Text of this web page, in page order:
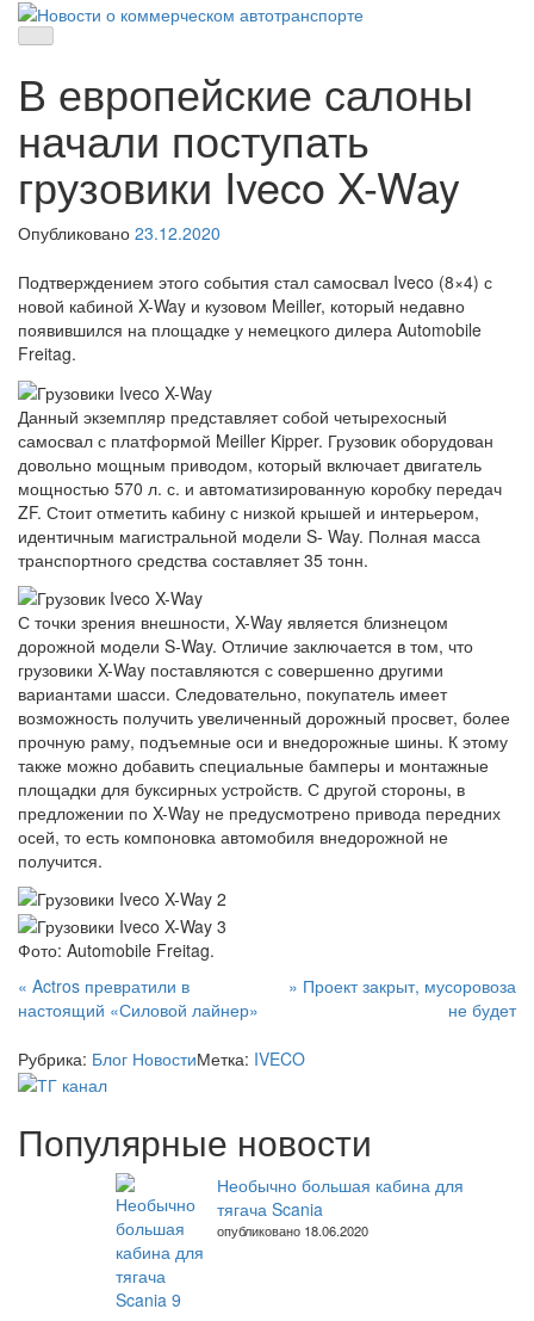
Skip
Новости о коммерческом автотранспорте
Новости о коммерческом автотранспорте: грузовых автомобилях
В европейские салоны
начали поступать
грузовики Iveco X-Way
Опубликовано 23.12.2020
Подтверждением этого события стал самосвал Iveco (8×4) с
новой кабиной X-Way и кузовом Meiller, который недавно
появившился на площадке у немецкого дилера Automobile
Freitag.
Данный экземпляр представляет собой четырехосный
самосвал с платформой Meiller Kipper. Грузовик оборудован
довольно мощным приводом, который включает двигатель
мощностью 570 л. с. и автоматизированную коробку передач
ZF. Стоит отметить кабину с низкой крышей и интерьером,
идентичным магистральной модели S- Way. Полная масса
транспортного средства составляет 35 тонн.
С точки зрения внешности, X-Way является близнецом
дорожной модели S-Way. Отличие заключается в том, что
грузовики X-Way поставляются с совершенно другими
вариантами шасси. Следовательно, покупатель имеет
возможность получить увеличенный дорожный просвет, более
прочную раму, подъемные оси и внедорожные шины. К этому
также можно добавить специальные бамперы и монтажные
площадки для буксирных устройств. С другой стороны, в
предложении по X-Way не предусмотрено привода передних
осей, то есть компоновка автомобиля внедорожной не
получится.
Фото: Automobile Freitag.
Навигация
по
записям
« Actros превратили в
настоящий «Силовой лайнер»
» Проект закрыт, мусоровоза
не будет
Рубрика: Блог НовостиМетка: IVECO
Популярные новости
Необычно большая кабина для
тягача Scania
опубликовано 18.06.2020